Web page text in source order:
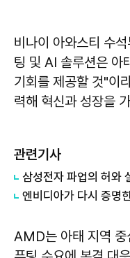
비나이 아와스티 수
팅 및 AI 솔루션은 아
기회를 제공할 것"이
력해 혁신과 성장을
관련기사
삼성전자 파업의 허와
AMD는 아태 지역 중